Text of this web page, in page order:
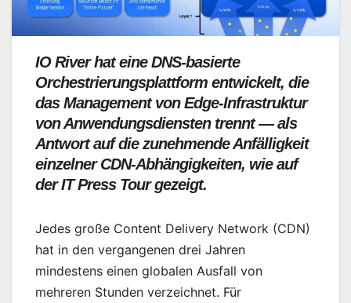
IO River hat eine DNS-basierte
Orchestrierungsplattform entwickelt, die
das Management von Edge-Infrastruktur
von Anwendungsdiensten trennt — als
Antwort auf die zunehmende Anfälligkeit
einzelner CDN-Abhängigkeiten, wie auf
der IT Press Tour gezeigt.
Jedes große Content Delivery Network (CDN)
hat in den vergangenen drei Jahren
mindestens einen globalen Ausfall von
mehreren Stunden verzeichnet. Für